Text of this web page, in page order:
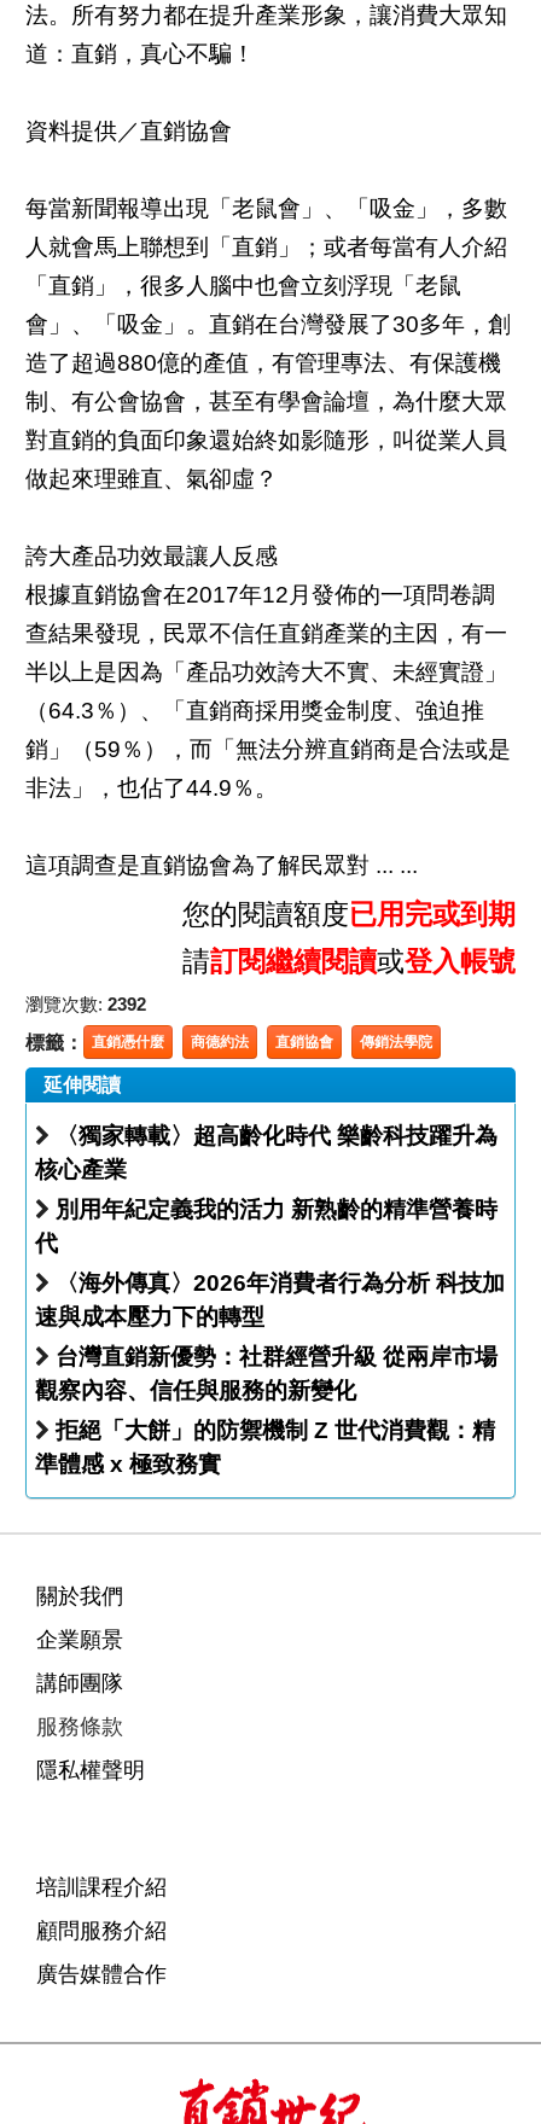
法。所有努力都在提升產業形象，讓消費大眾知
道：直銷，真心不騙！
資料提供／直銷協會
每當新聞報導出現「老鼠會」、「吸金」，多數
人就會馬上聯想到「直銷」；或者每當有人介紹
「直銷」，很多人腦中也會立刻浮現「老鼠
會」、「吸金」。直銷在台灣發展了30多年，創
造了超過880億的產值，有管理專法、有保護機
制、有公會協會，甚至有學會論壇，為什麼大眾
對直銷的負面印象還始終如影隨形，叫從業人員
做起來理雖直、氣卻虛？
誇大產品功效最讓人反感
根據直銷協會在2017年12月發佈的一項問卷調
查結果發現，民眾不信任直銷產業的主因，有一
半以上是因為「產品功效誇大不實、未經實證」
（64.3％）、「直銷商採用獎金制度、強迫推
銷」（59％），而「無法分辨直銷商是合法或是
非法」，也佔了44.9％。
這項調查是直銷協會為了解民眾對 ... ...
您的閱讀額度已用完或到期
請訂閱繼續閱讀或登入帳號
瀏覽次數: 2392
標籤： 直銷憑什麼 商德約法 直銷協會 傳銷法學院
延伸閱讀
〈獨家轉載〉超高齡化時代 樂齡科技躍升為
核心產業
別用年紀定義我的活力 新熟齡的精準營養時
代
〈海外傳真〉2026年消費者行為分析 科技加
速與成本壓力下的轉型
台灣直銷新優勢：社群經營升級 從兩岸市場
觀察內容、信任與服務的新變化
拒絕「大餅」的防禦機制 Z 世代消費觀：精
準體感 x 極致務實
關於我們
企業願景
講師團隊
服務條款
隱私權聲明
培訓課程介紹
顧問服務介紹
廣告媒體合作